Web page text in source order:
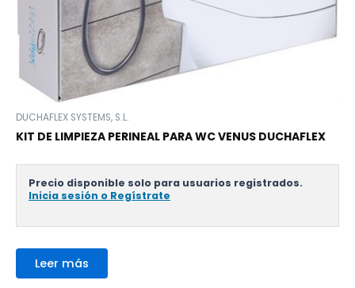
DUCHAFLEX SYSTEMS, S.L.
KIT DE LIMPIEZA PERINEAL PARA WC VENUS DUCHAFLEX
Precio disponible solo para usuarios registrados.
Inicia sesión o Regístrate
Leer más